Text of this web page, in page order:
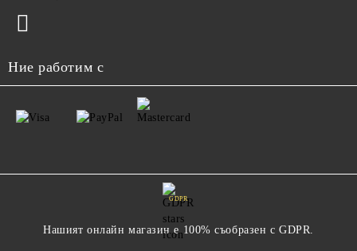
Ние работим с
GDPR
Нашият онлайн магазин е 100% съобразен с GDPR.